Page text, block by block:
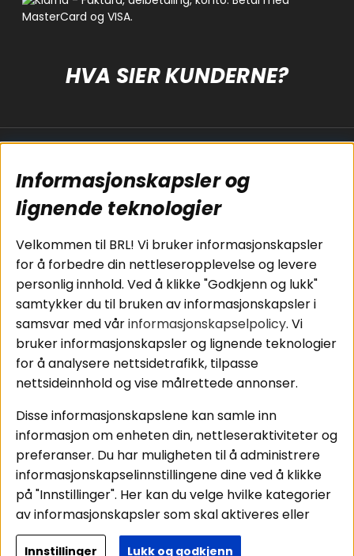
HVA SIER KUNDERNE?
Koblingsguide for
subwoofers
Tilkobling av
bilforsterker
Koblingsguide for
midbasser
Butikker
Våre ambassadører
- Team BRL
Cookies
Kjøpsvilkår
Personvernpolicy
Service / Garanti /
Retur
Billyd
Lyd til hjemmet
Pakkeløsninger
Hva passer i bilen
Instagram
Facebook
Youtube
Tiktok
Informasjonskapsler og
lignende teknologier
Velkommen til BRL! Vi bruker informasjonskapsler
for å forbedre din nettleseropplevelse og levere
personlig innhold. Ved å klikke "Godkjenn og lukk"
samtykker du til bruken av informasjonskapsler i
samsvar med vårinformasjonskapselpolicy. Vi
bruker informasjonskapsler og lignende teknologier
for å analysere nettsidetrafikk, tilpasse
nettsideinnhold og vise målrettede annonser.
Disse informasjonskapslene kan samle inn
informasjon om enheten din, nettleseraktiviteter og
preferanser. Du har muligheten til å administrere
informasjonskapselinnstillingene dine ved å klikke
på "Innstillinger". Her kan du velge hvilke kategorier
av informasjonskapsler som skal aktiveres eller
deaktiveres. Vær oppmerksom på at deaktivering
Innstillinger Lukk og godkjenn